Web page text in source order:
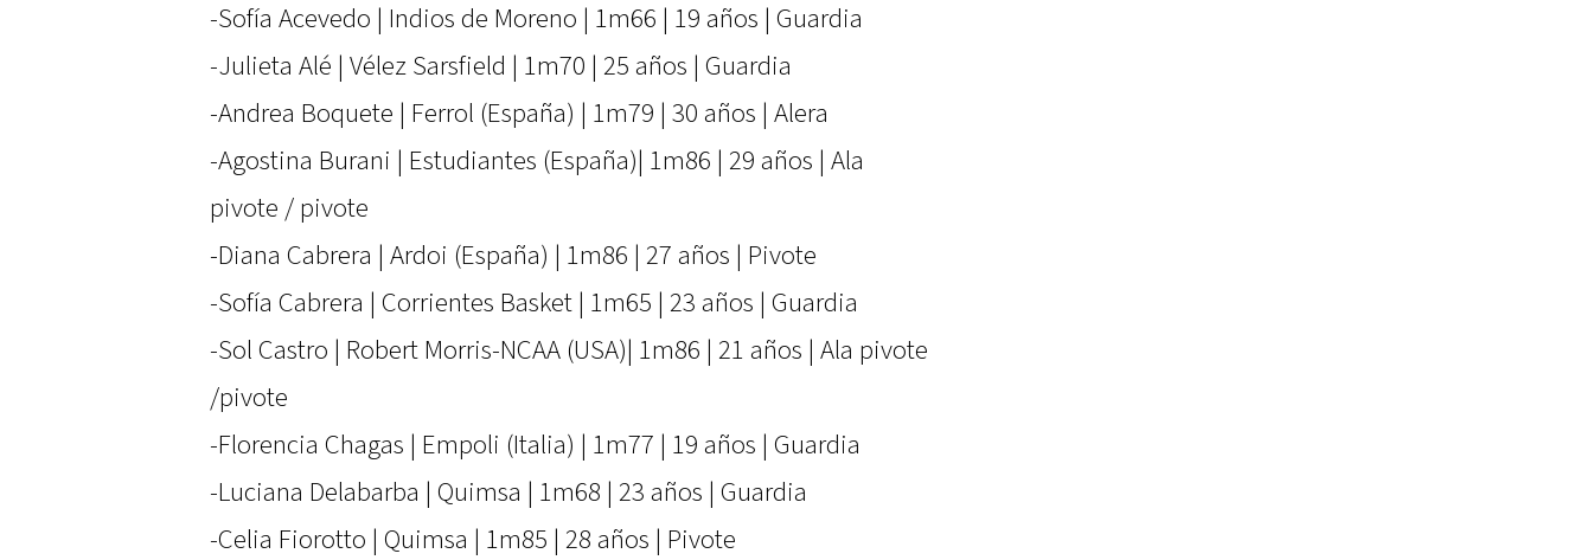
-Sofía Acevedo | Indios de Moreno | 1m66 | 19 años | Guardia
-Julieta Alé | Vélez Sarsfield | 1m70 | 25 años | Guardia
-Andrea Boquete | Ferrol (España) | 1m79 | 30 años | Alera
-Agostina Burani | Estudiantes (España)| 1m86 | 29 años | Ala
pivote / pivote
-Diana Cabrera | Ardoi (España) | 1m86 | 27 años | Pivote
-Sofía Cabrera | Corrientes Basket | 1m65 | 23 años | Guardia
-Sol Castro | Robert Morris-NCAA (USA)| 1m86 | 21 años | Ala pivote
/pivote
-Florencia Chagas | Empoli (Italia) | 1m77 | 19 años | Guardia
-Luciana Delabarba | Quimsa | 1m68 | 23 años | Guardia
-Celia Fiorotto | Quimsa | 1m85 | 28 años | Pivote